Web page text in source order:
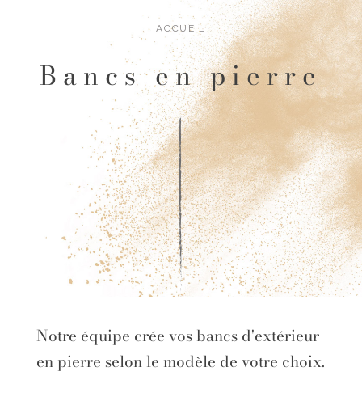
Notre équipe crée vos bancs d'extérieur
en pierre selon le modèle de votre choix.
ACCUEIL
Bancs en pierre